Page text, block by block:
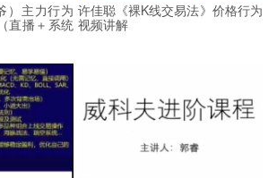
）主力行为
直播＋系统
许佳聪《裸K线交易法》价格行为
视频讲解